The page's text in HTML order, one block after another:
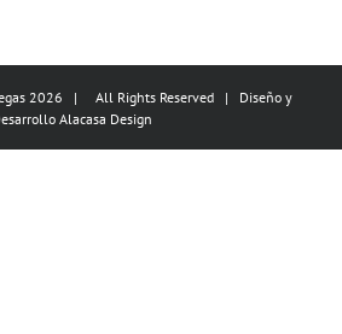
2026 | All Rights Reserved | Diseño y
Alacasa Design